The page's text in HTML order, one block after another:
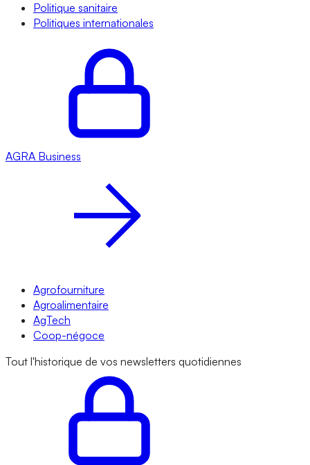
Politique sanitaire
Politiques internationales
AGRA Business
Agrofourniture
Agroalimentaire
AgTech
Coop-négoce
Tout l'historique de vos newsletters quotidiennes